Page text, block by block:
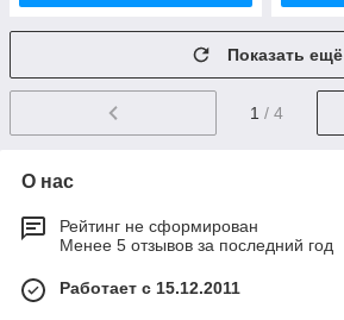
Показать ещё
1 / 4
О нас
Рейтинг не сформирован
Менее 5 отзывов за последний год
Работает с 15.12.2011